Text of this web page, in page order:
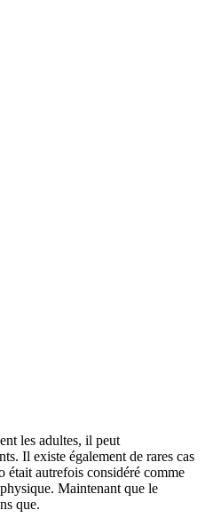
les adultes, il peut
Il existe également de rares cas
autrefois considéré comme
Maintenant que le
que.